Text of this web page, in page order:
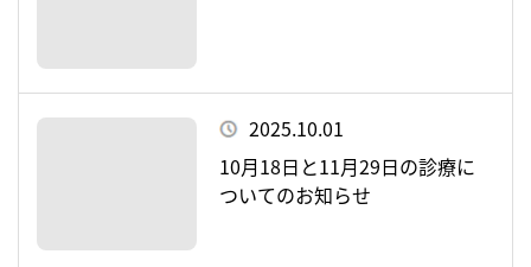
2025.10.01
10月18日と11月29日の診療に
ついてのお知らせ